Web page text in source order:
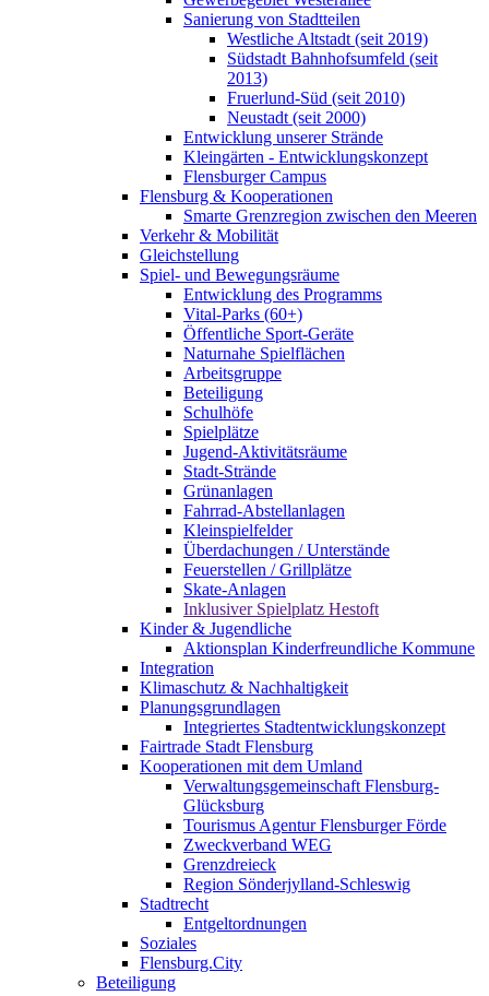
Sanierung von Stadtteilen
Westliche Altstadt (seit 2019)
Südstadt Bahnhofsumfeld (seit
2013)
Fruerlund-Süd (seit 2010)
Neustadt (seit 2000)
Entwicklung unserer Strände
Kleingärten - Entwicklungskonzept
Flensburger Campus
Flensburg & Kooperationen
Smarte Grenzregion zwischen den Meeren
Verkehr & Mobilität
Gleichstellung
Spiel- und Bewegungsräume
Entwicklung des Programms
Vital-Parks (60+)
Öffentliche Sport-Geräte
Naturnahe Spielflächen
Arbeitsgruppe
Beteiligung
Schulhöfe
Spielplätze
Jugend-Aktivitätsräume
Stadt-Strände
Grünanlagen
Fahrrad-Abstellanlagen
Kleinspielfelder
Überdachungen / Unterstände
Feuerstellen / Grillplätze
Skate-Anlagen
Inklusiver Spielplatz Hestoft
Kinder & Jugendliche
Aktionsplan Kinderfreundliche Kommune
Integration
Klimaschutz & Nachhaltigkeit
Planungsgrundlagen
Integriertes Stadtentwicklungskonzept
Fairtrade Stadt Flensburg
Kooperationen mit dem Umland
Verwaltungsgemeinschaft Flensburg-
Glücksburg
Tourismus Agentur Flensburger Förde
Zweckverband WEG
Grenzdreieck
Region Sönderjylland-Schleswig
Stadtrecht
Entgeltordnungen
Soziales
Flensburg.City
Beteiligung